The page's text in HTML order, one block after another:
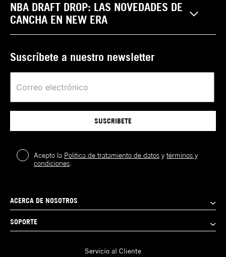
NBA DRAFT DROP: LAS NOVEDADES DE
CANCHA EN NEW ERA
Suscríbete a nuestro newsletter
SUSCRIBETE
Acepto la Política de tratamiento de datos ytérminos y
condiciones
ACERCA DE NOSOTROS
SOPORTE
Servicio al Cliente